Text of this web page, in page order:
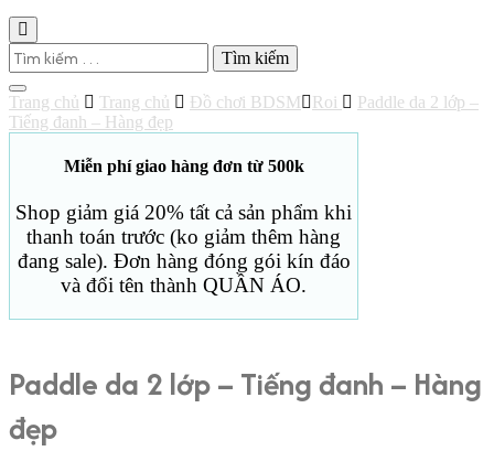
Tìm
kiếm
cho:
Trang chủ Trang chủ Đồ chơi BDSM Roi
Paddle da 2 lớp –
Tiếng đanh – Hàng đẹp
Miễn phí giao hàng đơn từ 500k
Shop giảm giá 20% tất cả sản phẩm khi
thanh toán trước (ko giảm thêm hàng
đang sale). Đơn hàng đóng gói kín đáo
và đổi tên thành QUẦN ÁO.
Paddle da 2 lớp – Tiếng đanh – Hàng
đẹp